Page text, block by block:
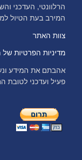
הרלוונטי, העדכני
המירב בעת הטיול
צוות האתר
מדיניות הפרטיות
אהבתם את המידע
פעיל ועדכני לטובת